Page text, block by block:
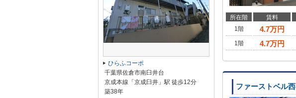
所在階 賃料
1階
4.7万円
1階
4.7万円
ファーストベル
ひらふコーポ
千葉県佐倉市南臼井台
京成本線「京成臼井」駅 徒歩12分
築38年